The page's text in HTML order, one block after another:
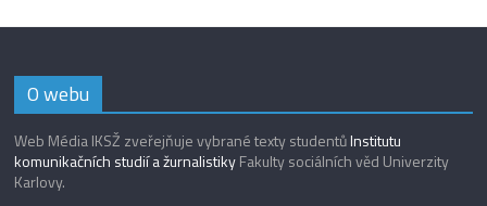
O webu
Web Média IKSŽ zveřejňuje vybrané texty studentůInstitutu
komunikačních studií a žurnalistikyFakulty sociálních věd Univerzity
Karlovy.